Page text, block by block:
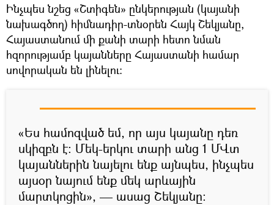
Ինչպես նշեց «Շտիգեն» ընկերության (կայանի
նախագծող) հիմնադիր-տնօրեն Հայկ Շեկյանը,
Հայաստանում մի քանի տարի հետո նման
հզորությամբ կայանները Հայաստանի համար
սովորական են լինելու։
«Ես համոզված եմ, որ այս կայանը դեռ
սկիզբն է։ Մեկ-երկու տարի անց 1 ՄՎտ
կայաններին նայելու ենք այնպես, ինչպես
այսօր նայում ենք մեկ արևային
մարտկոցին», — ասաց Շեկյանը։